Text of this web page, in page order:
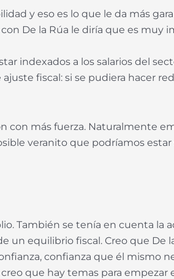
y eso es lo que le da más
De la Rúa le diría que es
indexados a los salarios del
fiscal: si se pudiera hacer
con más fuerza. Naturalmente
veranito que podríamos
También se tenía en cuenta la
equilibrio fiscal. Creo que De
confianza que él mismo
que hay temas para